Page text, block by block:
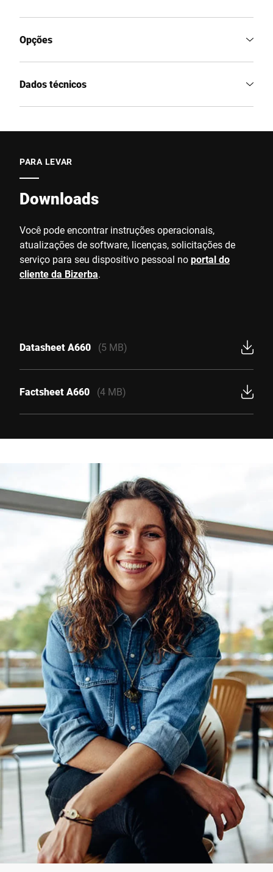
Opções
Dados técnicos
PARA LEVAR
Downloads
Você pode encontrar instruções operacionais,
atualizações de software, licenças, solicitações de
serviço para seu dispositivo pessoal noportal do
cliente da Bizerba.
Datasheet A660 (5 MB)
Factsheet A660 (4 MB)